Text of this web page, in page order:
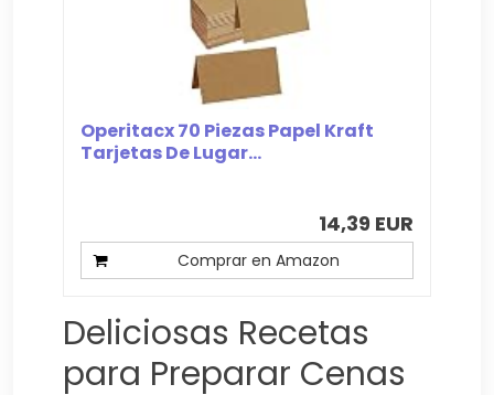
Operitacx 70 Piezas Papel Kraft
Tarjetas De Lugar...
14,39 EUR
Comprar en Amazon
Deliciosas Recetas
para Preparar Cenas